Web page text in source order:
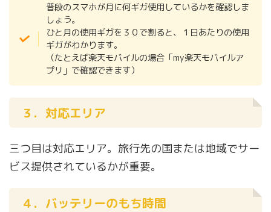
普段のスマホが月に何ギガ使用しているかを確認しま
しょう。
ひと月の使用ギガを３０で割ると、１日あたりの使用
ギガがわかります。
（たとえば楽天モバイルの場合「my楽天モバイルア
プリ」で確認できます）
３．対応エリア
三つ目は対応エリア。旅行先の国または地域でサー
ビス提供されているかが重要。
４．バッテリーのもち時間